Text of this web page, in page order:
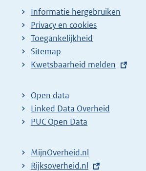
Informatie hergebruiken
Privacy en cookies
Toegankelijkheid
Sitemap
E
t
e
r
l
Kwetsbaarheid melden
Open data
Linked Data Overheid
PUC Open Data
MijnOverheid.nl
E
Rijksoverheid.nl